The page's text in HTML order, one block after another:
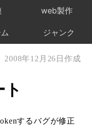
web製作
ジャンク
2008年12月26日作成
するバグが修正